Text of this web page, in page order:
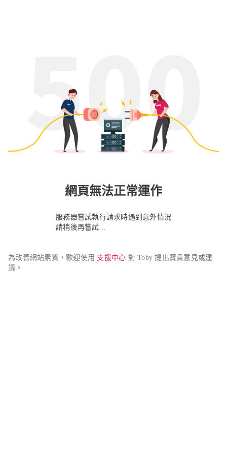
網頁無法正常運作
服務器嘗試執行請求時遇到意外情況
請稍後再嘗試...
為改善網站素質，歡迎使用 支援中心 對 Toby 提出寶貴意見或建
議。